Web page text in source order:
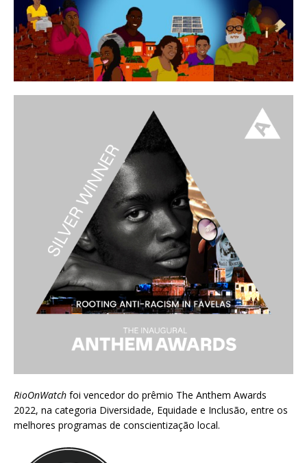
RioOnWatch foi vencedor do prêmio The Anthem Awards
2022, na categoria Diversidade, Equidade e Inclusão, entre os
melhores programas de conscientização local.